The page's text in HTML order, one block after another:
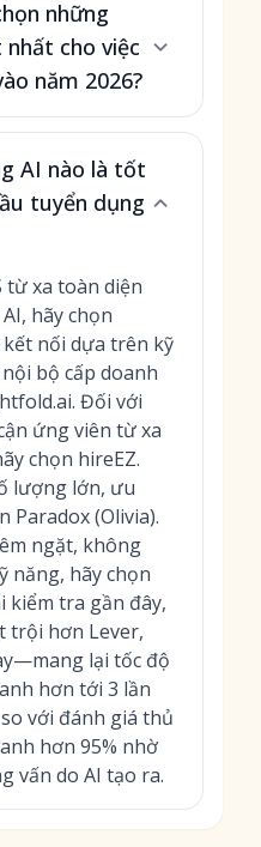
những
cho việc
năm 2026?
AI nào là tốt
tuyển dụng
xa toàn diện
hãy chọn
kết nối dựa trên kỹ
bộ cấp doanh
Đối với
ứng viên từ xa
chọn hireEZ.
lượng lớn, ưu
Paradox (Olivia).
ngặt, không
năng, hãy chọn
kiểm tra gần đây,
trội hơn Lever,
lại tốc độ
hơn tới 3 lần
với đánh giá thủ
hơn 95% nhờ
vấn do AI tạo ra.